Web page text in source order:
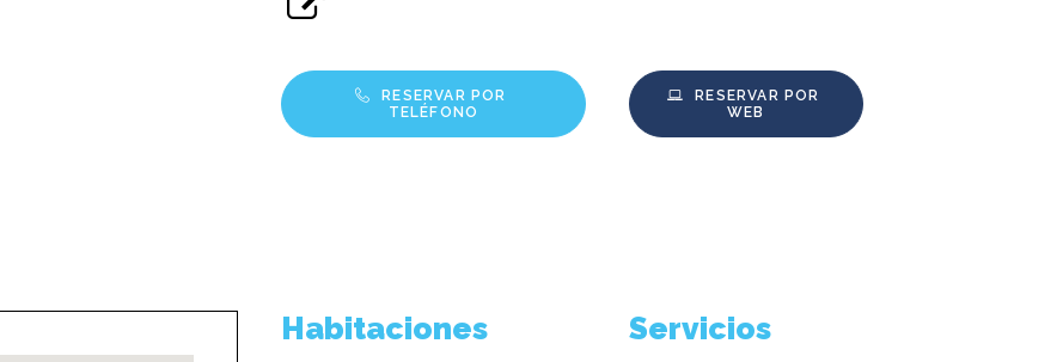
RESERVAR POR
TELÉFONO
RESERVAR POR
WEB
Habitaciones Servicios